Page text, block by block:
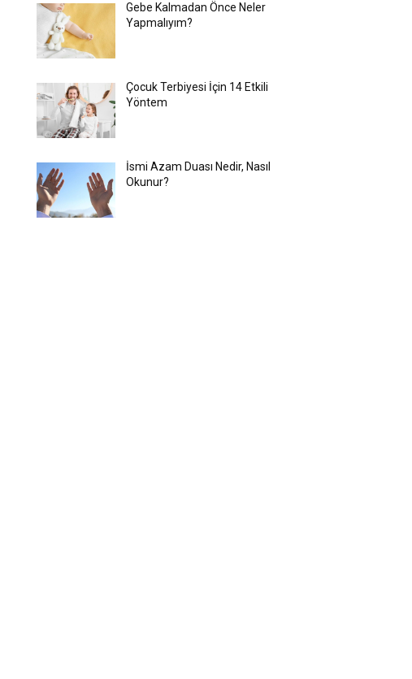
Gebe Kalmadan Önce Neler
Yapmalıyım?
Çocuk Terbiyesi İçin 14 Etkili
Yöntem
İsmi Azam Duası Nedir, Nasıl
Okunur?